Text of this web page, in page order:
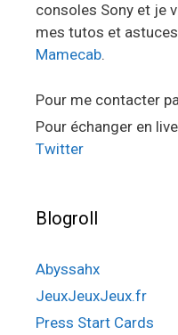
consoles Sony et je
mes tutos et
Mamecab.
Pour me contacter
Pour échanger en
Twitter
Blogroll
Abyssahx
JeuxJeuxJeux.fr
Press Start Cards